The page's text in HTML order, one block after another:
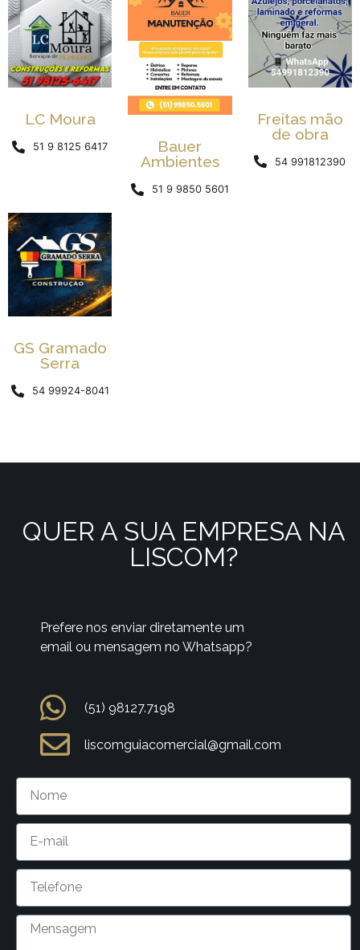
LC Moura
51 9 8125 6417
Bauer
Ambientes
51 9 9850 5601
Freitas mão
de obra
54 991812390
GS Gramado
Serra
54 99924-8041
QUER A SUA EMPRESA NA
LISCOM?
Prefere nos enviar diretamente um
email ou mensagem no Whatsapp?
(51) 98127.7198
liscomguiacomercial@gmail.com